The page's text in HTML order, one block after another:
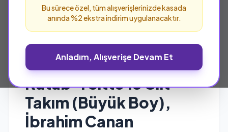
Bu sürece özel, tüm alışverişlerinizde kasada
anında %2 ekstra indirim uygulanacaktır.
Anladım, Alışverişe Devam Et
AKÇAĞ YAYINLARI
Kütüb-i Sitte 18 Cilt
Takım (Büyük Boy),
İbrahim Canan